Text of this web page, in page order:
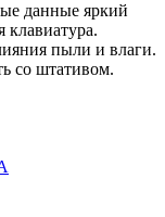
данные яркий
клавиатура.
пыли и влаги.
со штативом.